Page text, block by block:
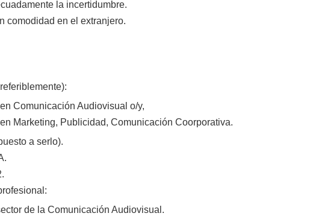
la incertidumbre.
comodidad en el extranjero.
Comunicación Audiovisual o/y,
Marketing, Publicidad, Comunicación Coorporativa.
a serlo).
de la Comunicación Audiovisual.